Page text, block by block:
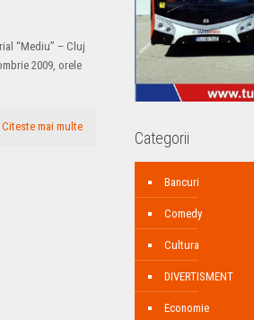
“Mediu” – Cluj
2009, orele
Citeste mai multe
Categorii
Bancuri
Comedy
Cultura
DIVERTISMENT
Economie